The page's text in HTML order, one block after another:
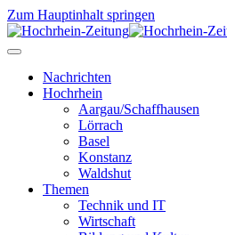
Zum Hauptinhalt springen
Nachrichten
Hochrhein
Aargau/Schaffhausen
Lörrach
Basel
Konstanz
Waldshut
Themen
Technik und IT
Wirtschaft